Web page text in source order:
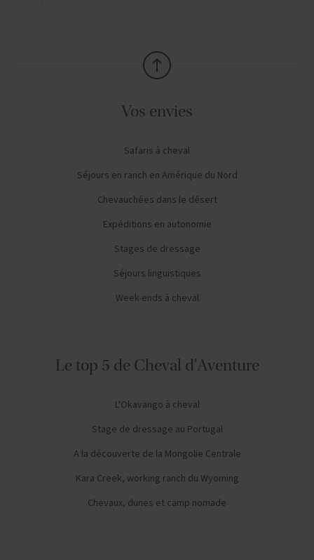
Vos envies
Safaris à cheval
Séjours en ranch en Amérique du Nord
Chevauchées dans le désert
Expéditions en autonomie
Stages de dressage
Séjours linguistiques
Week-ends à cheval
Le top 5 de Cheval d'Aventure
L'Okavango à cheval
Stage de dressage au Portugal
A la découverte de la Mongolie Centrale
Kara Creek, working ranch du Wyoming
Chevaux, dunes et camp nomade